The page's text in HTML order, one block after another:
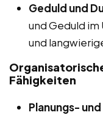
Geduld und
und Geduld
und
Fähigkeiten
Planungs-